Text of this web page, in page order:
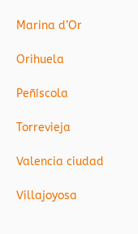
Marina d’Or
Orihuela
Peñíscola
Torrevieja
Valencia ciudad
Villajoyosa